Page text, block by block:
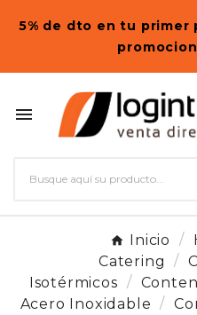
5% de dto en tu primer

Inicio
Catering
Isotérmicos
Acero Inoxidable